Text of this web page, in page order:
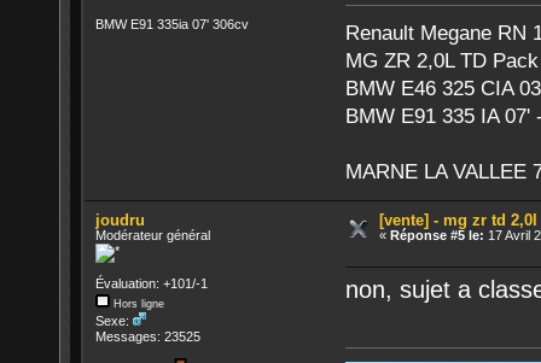
BMW E91 335ia 07' 306cv
Renault Megane RN
MG ZR 2,0L TD
BMW E46 325 CIA
BMW E91 335 IA
MARNE LA VALLEE
joudru
Modérateur général
Évaluation: +101/-1
Hors ligne
Sexe:
Messages: 23525
[vente] - mg zr td
«Réponse #5 le: 17 Avril
non, sujet a